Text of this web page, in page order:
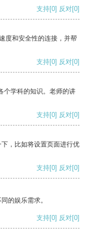
支持[0] 反对[0]
度和安全性的连接，并帮
支持[0] 反对[0]
个学科的知识。老师的讲
支持[0] 反对[0]
，比如将设置页面进行优
支持[0] 反对[0]
的娱乐需求。
支持[0] 反对[0]